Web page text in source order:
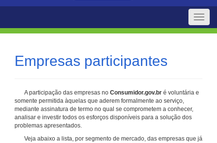
Toggle
Empresas participantes
A participação das empresas no Consumidor.gov.br é voluntária e
somente permitida àquelas que aderem formalmente ao serviço,
mediante assinatura de termo no qual se comprometem a conhecer,
analisar e investir todos os esforços disponíveis para a solução dos
problemas apresentados.
Veja abaixo a lista, por segmento de mercado, das empresas que já